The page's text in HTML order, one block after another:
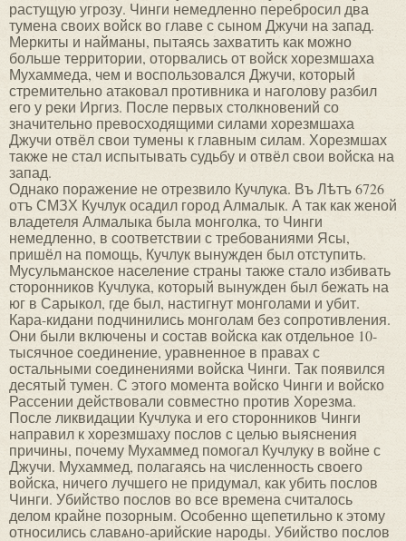
растущую угрозу. Чинги немедленно перебросил два
тумена своих войск во главе с сыном Джучи на запад.
Меркиты и найманы, пытаясь захватить как можно
больше территории, оторвались от войск хорезмшаха
Мухаммеда, чем и воспользовался Джучи, который
стремительно атаковал противника и наголову разбил
его у реки Иргиз. После первых столкновений со
значительно превосходящими силами хорезмшаха
Джучи отвёл свои тумены к главным силам. Хорезмшах
также не стал испытывать судьбу и отвёл свои войска на
запад.
Однако поражение не отрезвило Кучлука. Въ Лѣтъ 6726
отъ СМЗХ Кучлук осадил город Алмалык. А так как женой
владетеля Алмалыка была монголка, то Чинги
немедленно, в соответствии с требованиями Ясы,
пришёл на помощь, Кучлук вынужден был отступить.
Мусульманское население страны также стало избивать
сторонников Кучлука, который вынужден был бежать на
юг в Сарыкол, где был, настигнут монголами и убит.
Кара-кидани подчинились монголам без сопротивления.
Они были включены и состав войска как отдельное 10-
тысячное соединение, уравненное в правах с
остальными соединениями войска Чинги. Так появился
десятый тумен. С этого момента войско Чинги и войско
Рассении действовали совместно против Хорезма.
После ликвидации Кучлука и его сторонников Чинги
направил к хорезмшаху послов с целью выяснения
причины, почему Мухаммед помогал Кучлуку в войне с
Джучи. Мухаммед, полагаясь на численность своего
войска, ничего лучшего не придумал, как убить послов
Чинги. Убийство послов во все времена считалось
делом крайне позорным. Особенно щепетильно к этому
относились славѧно-арийские народы. Убийство послов